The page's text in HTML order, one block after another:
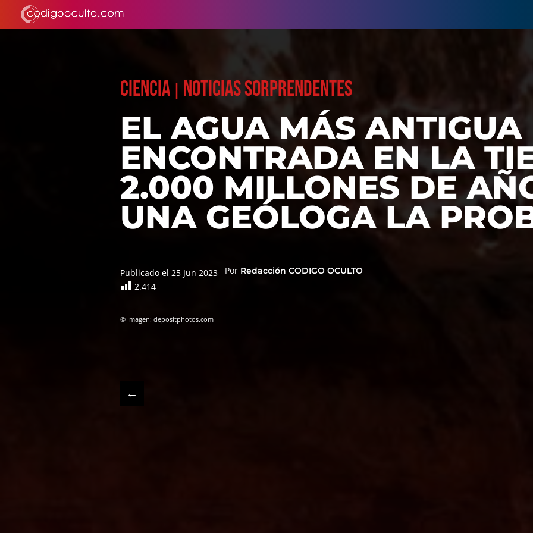
CIENCIA| NOTICIAS SORPRENDENTES
EL AGUA MÁS ANTIGUA
ENCONTRADA EN LA
2.000 MILLONES DE
UNA GEÓLOGA LA
Publicado el 25 Jun 2023 Por Redacción CODIGO OCULTO
2.414
© Imagen: depositphotos.com
←